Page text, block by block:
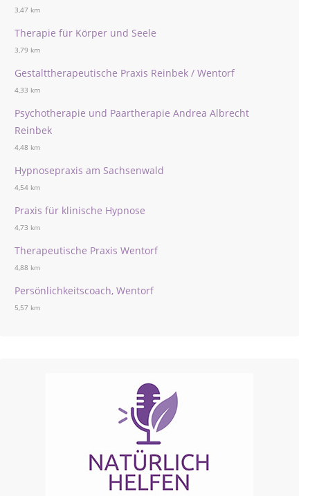
3,47 km
Therapie für Körper und Seele
3,79 km
Gestalttherapeutische Praxis Reinbek / Wentorf
4,33 km
Psychotherapie und Paartherapie Andrea Albrecht
Reinbek
4,48 km
Hypnosepraxis am Sachsenwald
4,54 km
Praxis für klinische Hypnose
4,73 km
Therapeutische Praxis Wentorf
4,88 km
Persönlichkeitscoach, Wentorf
5,57 km